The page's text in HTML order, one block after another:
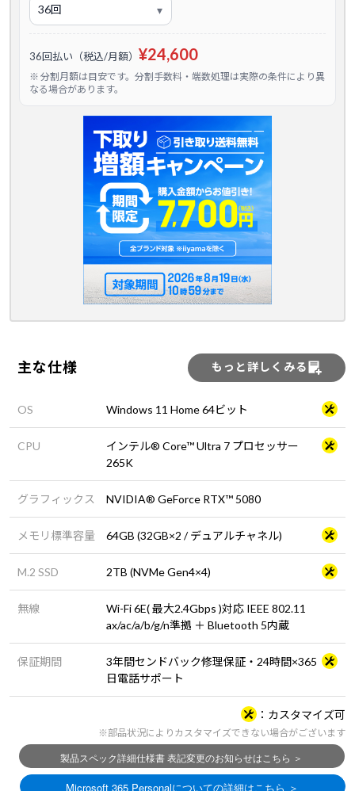
36回払い（税込/月額） ¥24,600
※ 分割月額は目安です。分割手数料・端数処理は実際の条件により異
なる場合があります。
主な仕様 もっと詳しくみる
OS Windows 11 Home 64ビット
CPU
インテル® Core™ Ultra 7 プロセッサー
265K
グラフィックス NVIDIA® GeForce RTX™ 5080
メモリ標準容量 64GB (32GB×2 / デュアルチャネル)
M.2 SSD 2TB (NVMe Gen4×4)
無線
Wi-Fi 6E( 最大2.4Gbps )対応 IEEE 802.11
ax/ac/a/b/g/n準拠 ＋ Bluetooth 5内蔵
保証期間
3年間センドバック修理保証・24時間×365
日電話サポート
カスタマイズ可
※部品状況によりカスタマイズできない場合がございます